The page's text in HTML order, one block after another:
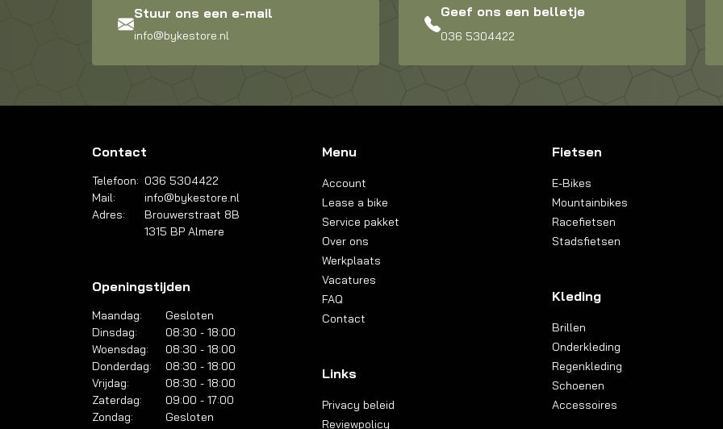
Stuur ons een e-mail
info@bykestore.nl
Geef ons een belletje
036 5304422
Contact
Telefoon: 036 5304422
Mail:
info@bykestore.nl
Adres:
Brouwerstraat 8B
1315 BP Almere
Openingstijden
Maandag:
Gesloten
Dinsdag:
08:30 - 18:00
Woensdag:
08:30 - 18:00
Donderdag:
08:30 - 18:00
Vrijdag:
08:30 - 18:00
Zaterdag:
09:00 - 17:00
Zondag:
Gesloten
Menu
Account
Lease a bike
Service pakket
Over ons
Werkplaats
Vacatures
FAQ
Contact
Links
Privacy beleid
Reviewpolicy
Fietsen
E-Bikes
Mountainbikes
Racefietsen
Stadsfietsen
Kleding
Brillen
Onderkleding
Regenkleding
Schoenen
Accessoires